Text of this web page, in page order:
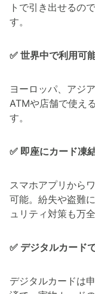
トで引き出せるの
す。
✅ 世界中で利用可
ヨーロッパ、アジ
ATMや店舗で使え
す。
✅ 即座にカード凍
スマホアプリから
可能。紛失や盗難
ュリティ対策も万全
✅ デジタルカード
デジタルカードは